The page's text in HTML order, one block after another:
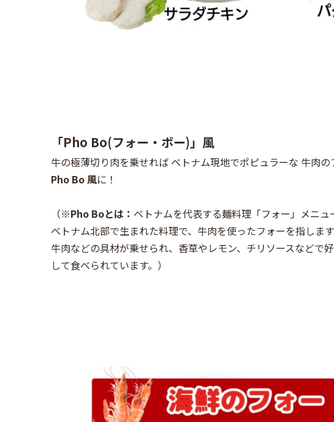
「Pho Bo(フォー・ボー)」風
牛の極薄切り肉を乗せれば ベトナム現地でポピュラーな 牛肉の
Pho Bo風に！
（※Pho Boとは： ベトナムを代表する麺料理「フォー」メニュ
ベトナム北部で生まれた料理で、牛肉を使ったフォーを指しま
牛肉などの具材が乗せられ、香草やレモン、チリソースなどで
して食べられています。）